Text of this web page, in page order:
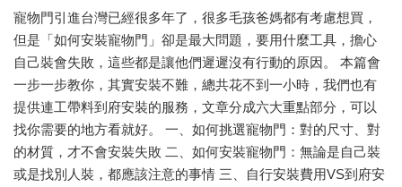
寵物門引進台灣已經很多年了，很多毛孩爸媽都有考慮想買，
但是「如何安裝寵物門」卻是最大問題，要用什麼工具，擔心
自己裝會失敗，這些都是讓他們遲遲沒有行動的原因。 本篇會
一步一步教你，其實安裝不難，總共花不到一小時，我們也有
提供連工帶料到府安裝的服務，文章分成六大重點部分，可以
找你需要的地方看就好。 一、如何挑選寵物門：對的尺寸、對
的材質，才不會安裝失敗 二、如何安裝寵物門：無論是自己裝
或是找別人裝，都應該注意的事情 三、自行安裝費用VS到府安